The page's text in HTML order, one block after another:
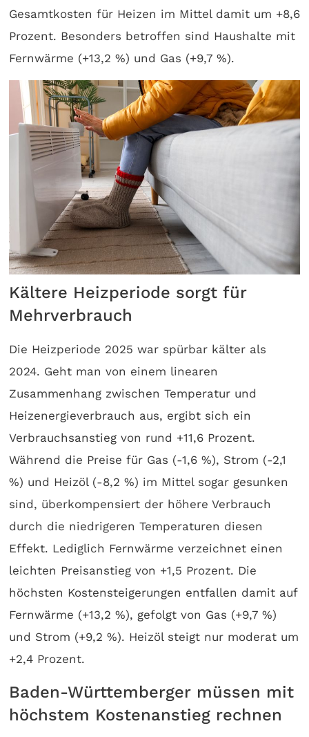
Gesamtkosten für Heizen im Mittel damit um +8,6
Prozent. Besonders betroffen sind Haushalte mit
Fernwärme (+13,2 %) und Gas (+9,7 %).
Kältere Heizperiode sorgt für
Mehrverbrauch
Die Heizperiode 2025 war spürbar kälter als
2024. Geht man von einem linearen
Zusammenhang zwischen Temperatur und
Heizenergieverbrauch aus, ergibt sich ein
Verbrauchsanstieg von rund +11,6 Prozent.
Während die Preise für Gas (-1,6 %), Strom (-2,1
%) und Heizöl (-8,2 %) im Mittel sogar gesunken
sind, überkompensiert der höhere Verbrauch
durch die niedrigeren Temperaturen diesen
Effekt. Lediglich Fernwärme verzeichnet einen
leichten Preisanstieg von +1,5 Prozent. Die
höchsten Kostensteigerungen entfallen damit auf
Fernwärme (+13,2 %), gefolgt von Gas (+9,7 %)
und Strom (+9,2 %). Heizöl steigt nur moderat um
+2,4 Prozent.
Baden-Württemberger müssen mit
höchstem Kostenanstieg rechnen